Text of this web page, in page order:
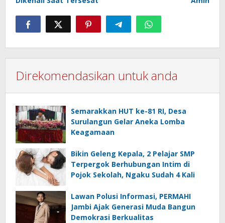
Direkomendasikan untuk anda
Semarakkan HUT ke-81 RI, Desa
Surulangun Gelar Aneka Lomba
Keagamaan
Bikin Geleng Kepala, 2 Pelajar SMP
Terpergok Berhubungan Intim di
Pojok Sekolah, Ngaku Sudah 4 Kali
Lawan Polusi Informasi, PERMAHI
Jambi Ajak Generasi Muda Bangun
Demokrasi Berkualitas